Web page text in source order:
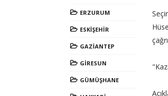
ERZURUM
ESKİŞEHİR
GAZİANTEP
GİRESUN
GÜMÜŞHANE